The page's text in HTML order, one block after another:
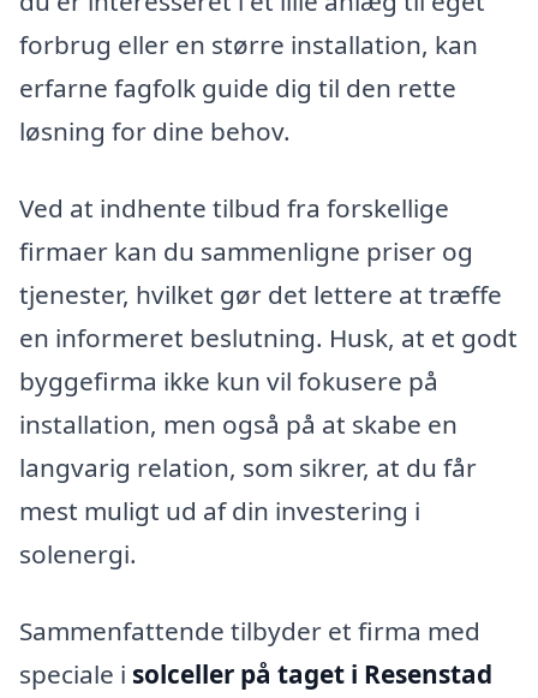
forbrug eller en større installation, kan
erfarne fagfolk guide dig til den rette
løsning for dine behov.
Ved at indhente tilbud fra forskellige
firmaer kan du sammenligne priser og
tjenester, hvilket gør det lettere at træffe
en informeret beslutning. Husk, at et godt
byggefirma ikke kun vil fokusere på
installation, men også på at skabe en
langvarig relation, som sikrer, at du får
mest muligt ud af din investering i
solenergi.
Sammenfattende tilbyder et firma med
speciale i solceller på taget i Resenstad